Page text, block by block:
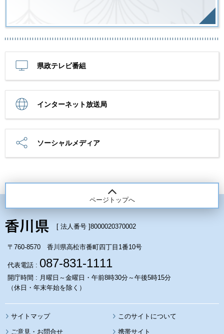
県政テレビ番組
インターネット放送局
ソーシャルメディア
ページトップへ
[ 法人番号 ]8000020370002
〒760-8570 香川県高松市番町四丁目1番10号
代表電話 : 087-831-1111
開庁時間 : 月曜日～金曜日・午前8時30分～午後5時15分
（休日・年末年始を除く）
サイトマップ このサイトについて
携帯サイト